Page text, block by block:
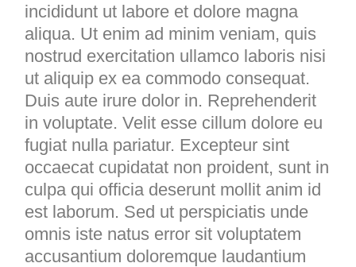
incididunt ut labore et dolore magna
aliqua. Ut enim ad minim veniam, quis
nostrud exercitation ullamco laboris nisi
ut aliquip ex ea commodo consequat.
Duis aute irure dolor in. Reprehenderit
in voluptate. Velit esse cillum dolore eu
fugiat nulla pariatur. Excepteur sint
occaecat cupidatat non proident, sunt in
culpa qui officia deserunt mollit anim id
est laborum. Sed ut perspiciatis unde
omnis iste natus error sit voluptatem
accusantium doloremque laudantium